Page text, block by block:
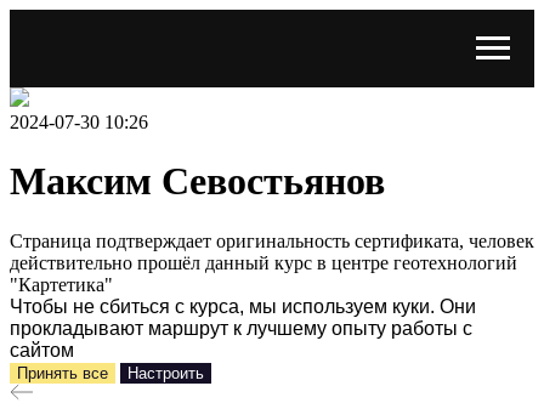
2024-07-30 10:26
Максим Севостьянов
Страница подтверждает оригинальность сертификата, человек
действительно прошёл данный курс в центре геотехнологий
"Картетика"
Чтобы не сбиться с курса, мы используем куки. Они
прокладывают маршрут к лучшему опыту работы с
сайтом
Принять все Настроить